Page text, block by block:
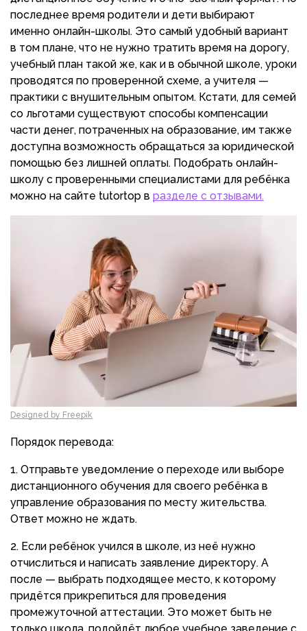
последнее время родители и дети выбирают
именно онлайн-школы. Это самый удобный вариант
в том плане, что не нужно тратить время на дорогу,
учебный план такой же, как и в обычной школе, уроки
проводятся по проверенной схеме, а учителя —
практики с внушительным опытом. Кстати, для семей
со льготами существуют способы компенсации
части денег, потраченных на образование, им также
доступна возможность обращаться за юридической
помощью без лишней оплаты. Подобрать онлайн-
школу с проверенными специалистами для ребёнка
можно на сайте tutortop в разделе с отзывами.
Designed by Freepik
Порядок перевода:
Отправьте уведомление о переходе или выборе
дистанционного обучения для своего ребёнка в
управление образования по месту жительства.
Ответ можно не ждать.
Если ребёнок учился в школе, из неё нужно
отчислиться и написать заявление директору. А
после — выбрать подходящее место, к которому
придётся прикрепиться для проведения
промежуточной аттестации. Это может быть не